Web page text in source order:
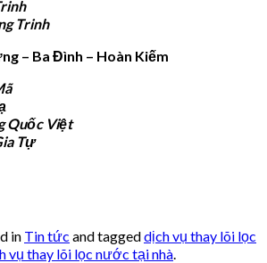
Trinh
– Ba Đình – Hoàn Kiếm
Quốc Việt
Tự
in Tin tức and taggeddịch vụ thay lõi lọc
vụ thay lõi lọc nước tại nhà.